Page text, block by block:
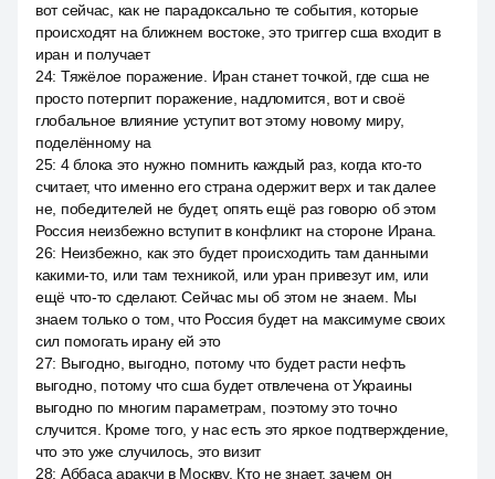
вот сейчас, как не парадоксально те события, которые
происходят на ближнем востоке, это триггер сша входит в
иран и получает
24: Тяжёлое поражение. Иран станет точкой, где сша не
просто потерпит поражение, надломится, вот и своё
глобальное влияние уступит вот этому новому миру,
поделённому на
25: 4 блока это нужно помнить каждый раз, когда кто-то
считает, что именно его страна одержит верх и так далее
не, победителей не будет, опять ещё раз говорю об этом
Россия неизбежно вступит в конфликт на стороне Ирана.
26: Неизбежно, как это будет происходить там данными
какими-то, или там техникой, или уран привезут им, или
ещё что-то сделают. Сейчас мы об этом не знаем. Мы
знаем только о том, что Россия будет на максимуме своих
сил помогать ирану ей это
27: Выгодно, выгодно, потому что будет расти нефть
выгодно, потому что сша будет отвлечена от Украины
выгодно по многим параметрам, поэтому это точно
случится. Кроме того, у нас есть это яркое подтверждение,
что это уже случилось, это визит
28: Аббаса аракчи в Москву. Кто не знает, зачем он